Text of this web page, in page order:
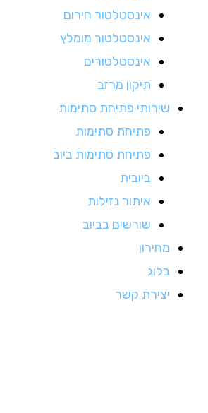
אינסטלטור חירום
אינסטלטור מומלץ
אינסטלטורים
תיקון מרזב
שירותי פתיחת סתימות
פתיחת סתימות
פתיחת סתימות ביוב
ביובית
איתור נזילות
שורשים בביוב
מחירון
בלוג
יצירת קשר